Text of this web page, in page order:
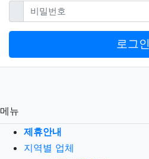
비밀번호필수
로그인
메뉴
제휴안내
지역별 업체